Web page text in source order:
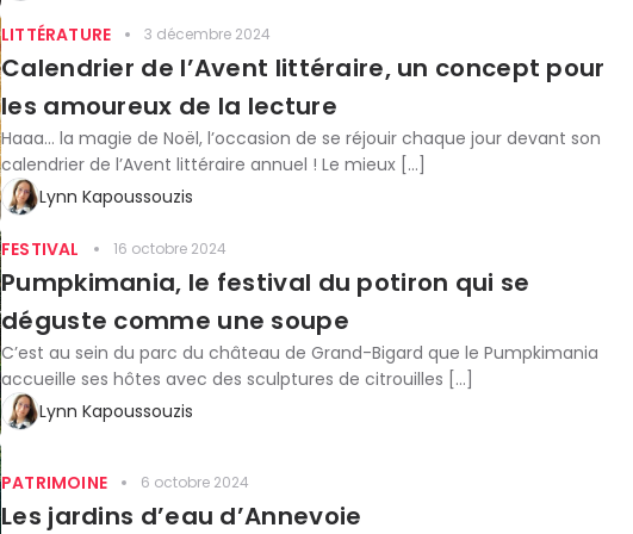
LITTÉRATURE 3 décembre 2024
Calendrier de l’Avent littéraire, un concept pour
les amoureux de la lecture
Haaa… la magie de Noël, l’occasion de se réjouir chaque jour devant son
calendrier de l’Avent littéraire annuel ! Le mieux […]
Lynn Kapoussouzis
FESTIVAL 16 octobre 2024
Pumpkimania, le festival du potiron qui se
déguste comme une soupe
C’est au sein du parc du château de Grand-Bigard que le Pumpkimania
accueille ses hôtes avec des sculptures de citrouilles […]
Lynn Kapoussouzis
PATRIMOINE 6 octobre 2024
Les jardins d’eau d’Annevoie